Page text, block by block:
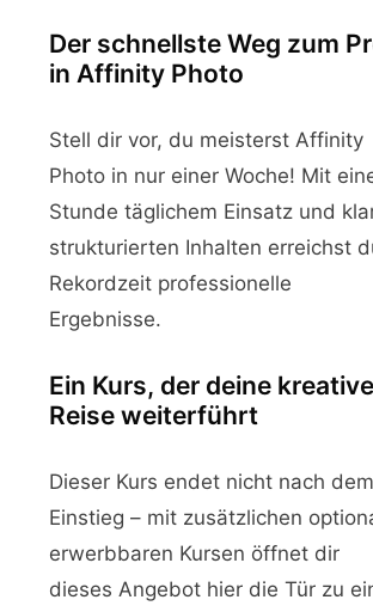
Der schnellste Weg zum
in Affinity Photo
Stell dir vor, du meisterst Affinity
Photo in nur einer Woche! Mit
Stunde täglichem Einsatz und
strukturierten Inhalten erreichst
Rekordzeit professionelle
Ergebnisse.
Ein Kurs, der deine kreative
Reise weiterführt
Dieser Kurs endet nicht nach dem
Einstieg – mit zusätzlichen
erwerbbaren Kursen öffnet dir
dieses Angebot hier die Tür zu